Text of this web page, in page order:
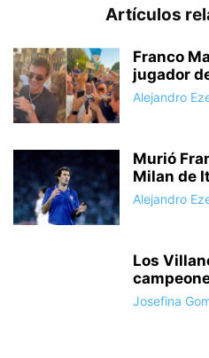
Artículos
Franco
jugador
Alejandro
Murió
Milan de
Alejandro
Los
Josefina